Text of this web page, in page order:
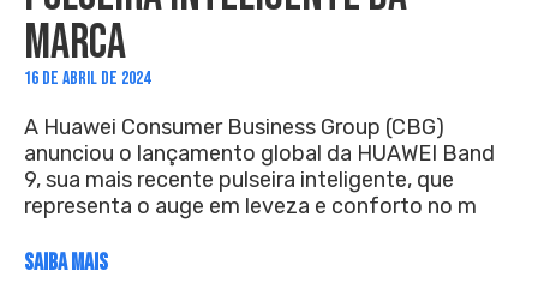
MARCA
16 DE ABRIL DE 2024
A Huawei Consumer Business Group (CBG)
anunciou o lançamento global da HUAWEI Band
9, sua mais recente pulseira inteligente, que
representa o auge em leveza e conforto no m
SAIBA MAIS